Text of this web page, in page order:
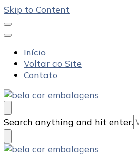
Skip to Content
Início
Voltar ao Site
Contato
Bela Cor Embalagens
Blog
Looking
for
Something?
Search anything and hit enter.